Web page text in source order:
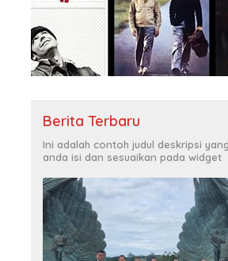
Berita Terbaru
Ini adalah contoh judul deskripsi
anda isi dan sesuaikan pada widget